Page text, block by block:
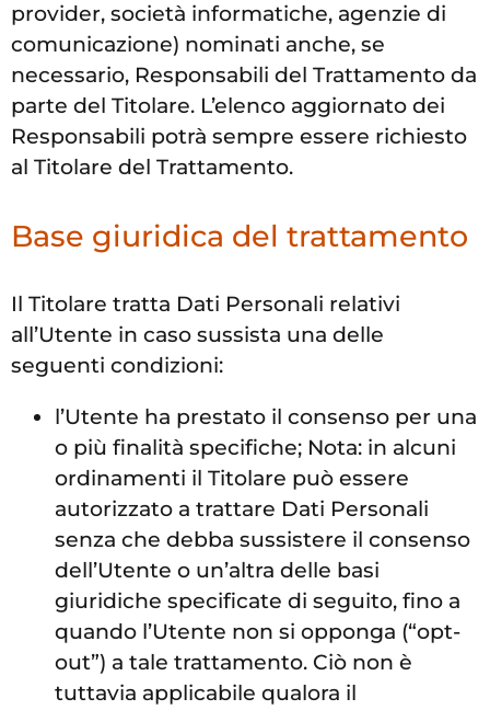
provider, società informatiche, agenzie di
comunicazione) nominati anche, se
necessario, Responsabili del Trattamento da
parte del Titolare. L’elenco aggiornato dei
Responsabili potrà sempre essere richiesto
al Titolare del Trattamento.
Base giuridica del trattamento
Il Titolare tratta Dati Personali relativi
all’Utente in caso sussista una delle
seguenti condizioni:
l’Utente ha prestato il consenso per una
o più finalità specifiche; Nota: in alcuni
ordinamenti il Titolare può essere
autorizzato a trattare Dati Personali
senza che debba sussistere il consenso
dell’Utente o un’altra delle basi
giuridiche specificate di seguito, fino a
quando l’Utente non si opponga (“opt-
out”) a tale trattamento. Ciò non è
tuttavia applicabile qualora il